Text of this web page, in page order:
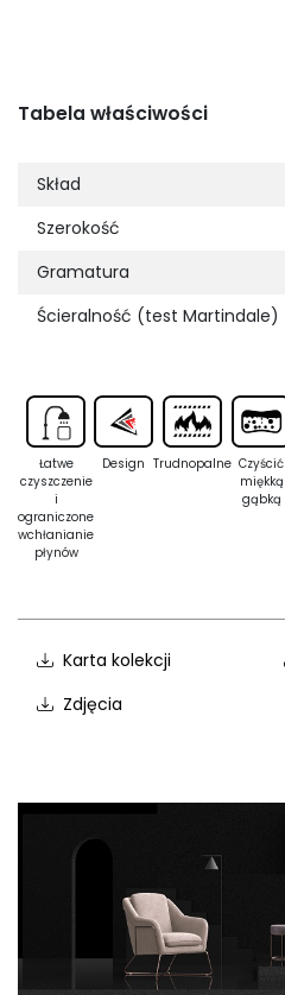
Tabela właściwości
Skład
Szerokość
Gramatura
Ścieralność (test Martindale)
Łatwe
czyszczenie
i
ograniczone
wchłanianie
płynów
Design Trudnopalne Czyścić
miękką
gąbką
Karta kolekcji
Zdjęcia